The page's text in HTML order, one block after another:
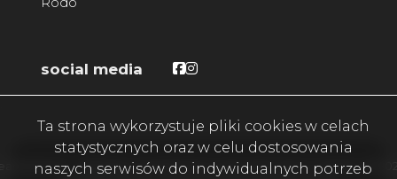
social media Facebook
Facebook
- najlepiej oceniane biuro nieruchomości w okolicy. ©
Ta strona wykorzystuje pliki cookies w celach
statystycznych oraz w celu dostosowania
naszych serwisów do indywidualnych potrzeb